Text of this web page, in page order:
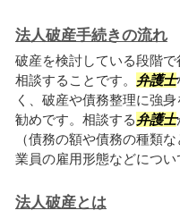
法人破産手続きの流れ
破産を検討している段階で
相談することです。 弁護士
く、破産や債務整理に強身
勧めです。相談する弁護士
（債務の額や債務の種類
業員の雇用形態などにつ
法人破産とは